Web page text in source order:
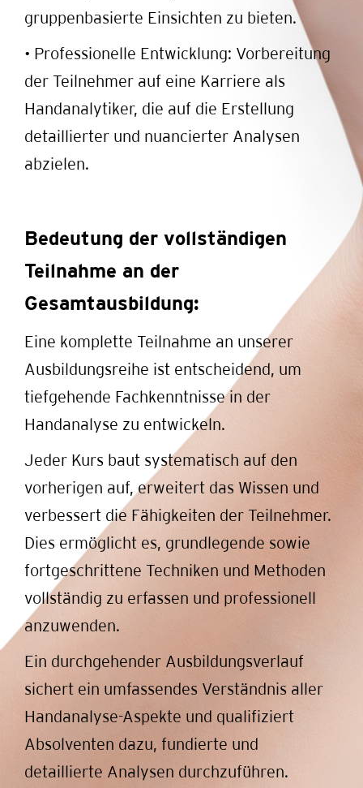
gruppenbasierte Einsichten zu bieten.
• Professionelle Entwicklung: Vorbereitung
der Teilnehmer auf eine Karriere als
Handanalytiker, die auf die Erstellung
detaillierter und nuancierter Analysen
abzielen.
Bedeutung der vollständigen
Teilnahme an der
Gesamtausbildung:
Eine komplette Teilnahme an unserer
Ausbildungsreihe ist entscheidend, um
tiefgehende Fachkenntnisse in der
Handanalyse zu entwickeln.
Jeder Kurs baut systematisch auf den
vorherigen auf, erweitert das Wissen und
verbessert die Fähigkeiten der Teilnehmer.
Dies ermöglicht es, grundlegende sowie
fortgeschrittene Techniken und Methoden
vollständig zu erfassen und professionell
anzuwenden.
Ein durchgehender Ausbildungsverlauf
sichert ein umfassendes Verständnis aller
Handanalyse-Aspekte und qualifiziert
Absolventen dazu, fundierte und
detaillierte Analysen durchzuführen.